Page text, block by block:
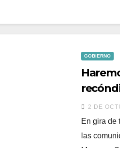
GOBIERNO
2 DE
En gira de
las